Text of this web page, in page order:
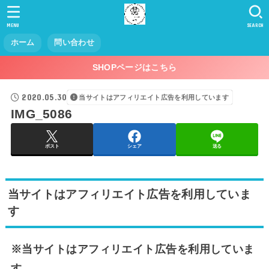
ホーム 問い合わせ
SEARCH
MENU
SHOPページはこちら
2020.05.30 当サイトはアフィリエイト広告を利用しています
IMG_5086
ポスト シェア 送る
当サイトはアフィリエイト広告を利用していま
す
※当サイトはアフィリエイト広告を利用していま